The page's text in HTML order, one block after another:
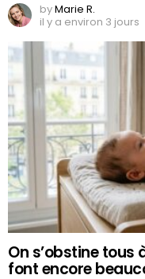
byMarie R.
il y a environ 3 jours
On s’obstine tous
font encore